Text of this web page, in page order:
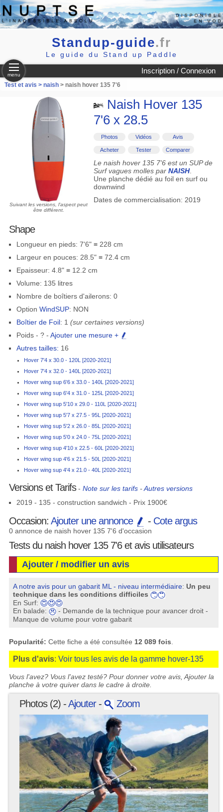
Standup-guide.fr
Le guide du Stand up Paddle
Inscription / Connexion
menu
Test et avis > naish> naish hover 135 7'6
Suivant les versions, l'aspect peut
être différent.
Naish Hover 135
7'6 x 28.5
Photos Vidéos Avis
Acheter Tester Comparer
Le naish hover 135 7'6 est un SUP de
Surf vagues molles par NAISH.
Une planche dédié au foil en surf ou
downwind
Dates de commercialisation: 2019
Shape
Longueur en pieds: 7'6" ≡ 228 cm
Largeur en pouces: 28.5" ≡ 72.4 cm
Epaisseur: 4.8" ≡ 12.2 cm
Volume: 135 litres
Nombre de boîtiers d'ailerons: 0
Option WindSUP: NON
Boîtier de Foil: 1 (sur certaines versions)
Poids - ? - Ajouter une mesure +
Autres tailles: 16
Hover 7'4 x 30.0 - 120L [2020-2021]
Hover 7'4 x 32.0 - 140L [2020-2021]
Hover wing sup 6'6 x 33.0 - 140L [2020-2021]
Hover wing sup 6'4 x 31.0 - 125L [2020-2021]
Hover wing sup 5'10 x 29.0 - 110L [2020-2021]
Hover wing sup 5'7 x 27.5 - 95L [2020-2021]
Hover wing sup 5'2 x 26.0 - 85L [2020-2021]
Hover wing sup 5'0 x 24.0 - 75L [2020-2021]
Hover wing sup 4'10 x 22.5 - 60L [2020-2021]
Hover wing sup 4'6 x 21.5 - 50L [2020-2021]
Hover wing sup 4'4 x 21.0 - 40L [2020-2021]
Versions et Tarifs- Note sur les tarifs-Autres versions
2019 - 135 - construction sandwich - Prix 1900€
Occasion: Ajouter une annonce - Cote argus
0 annonce de naish hover 135 7'6 d'occasion
Tests du naish hover 135 7'6 et avis utilisateurs
Ajouter / modifier un avis
A notre avis pour un gabarit ML - niveau intermédiaire:Un peu
technique dans les conditions difficiles
En Surf:
En balade:
- Demande de la technique pour avancer droit -
Manque de volume pour votre gabarit
Popularité: Cette fiche a été consultée 12 089 fois
Plus d'avis:Voir tous les avis de la gamme hover-135
Vous l'avez? Vous l'avez testé? Pour donner votre avis, Ajouter la
planche à votre quiver dans le cadre à droite.
Photos (2) -Ajouter- Zoom